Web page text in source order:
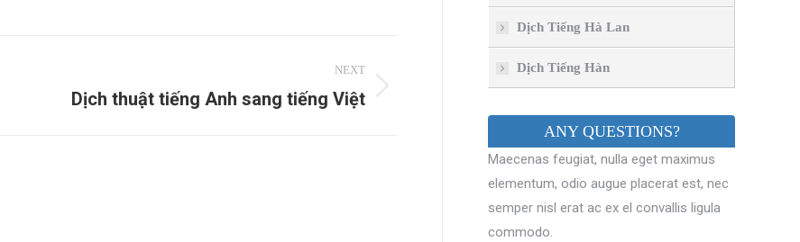
NEXT
NextDịch thuật tiếng Anh sang tiếng Việt
Dịch Tiếng Hà Lan
Dịch Tiếng Hàn
ANY QUESTIONS?
Maecenas feugiat, nulla eget maximus
elementum, odio augue placerat est, nec
semper nisl erat ac ex el convallis ligula
commodo.